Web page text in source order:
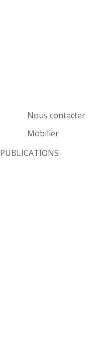
Nous contacter
Mobilier
PUBLICATIONS